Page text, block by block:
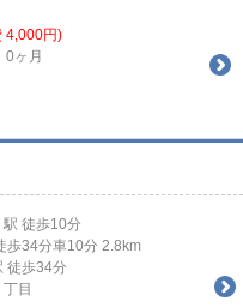
4,000円)
0ヶ月
駅 徒歩10分
歩34分車10分 2.8km
徒歩34分
丁目